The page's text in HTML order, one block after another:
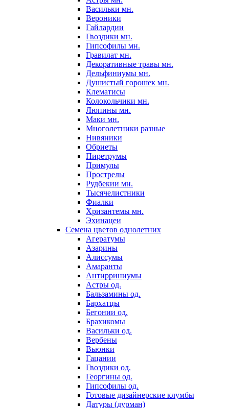
Васильки мн.
Вероники
Гайлардии
Гвоздики мн.
Гипсофилы мн.
Гравилат мн.
Декоративные травы мн.
Дельфиниумы мн.
Душистый горошек мн.
Клематисы
Колокольчики мн.
Люпины мн.
Маки мн.
Многолетники разные
Нивяники
Обриеты
Пиретрумы
Примулы
Прострелы
Рудбекии мн.
Тысячелистники
Фиалки
Хризантемы мн.
Эхинацеи
Семена цветов однолетних
Агератумы
Азарины
Алиссумы
Амаранты
Антирриниумы
Астры од.
Бальзамины од.
Бархатцы
Бегонии од.
Брахикомы
Васильки од.
Вербены
Вьюнки
Гацании
Гвоздики од.
Георгины од.
Гипсофилы од.
Готовые дизайнерские клумбы
Датуры (дурман)